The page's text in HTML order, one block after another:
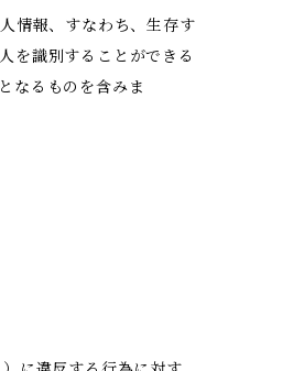
情報、すなわち、生存す
を識別することができる
なるものを含みま